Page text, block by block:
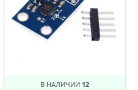
В НАЛИЧИИ 12